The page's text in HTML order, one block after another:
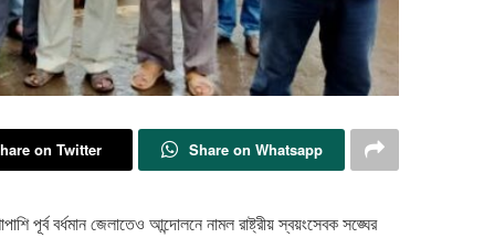
on Twitter Share on Whatsapp
পূর্ব বর্ধমান জেলাতেও আন্দোলনে নামল রাষ্ট্রীয় স্বয়ংসেবক সঙ্ঘের